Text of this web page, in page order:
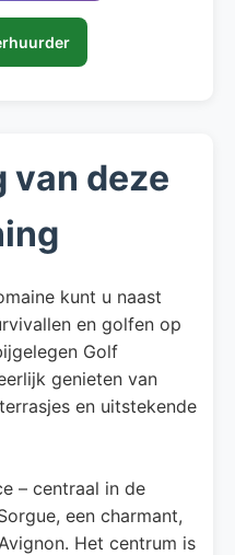
van deze
kunt u naast
en golfen op
Golf
genieten van
en uitstekende
– centraal in de
een charmant,
Het centrum is